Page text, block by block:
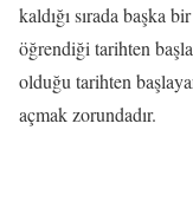
kaldığı sırada başka
öğrendiği tarihten
olduğu tarihten
açmak zorundadır.